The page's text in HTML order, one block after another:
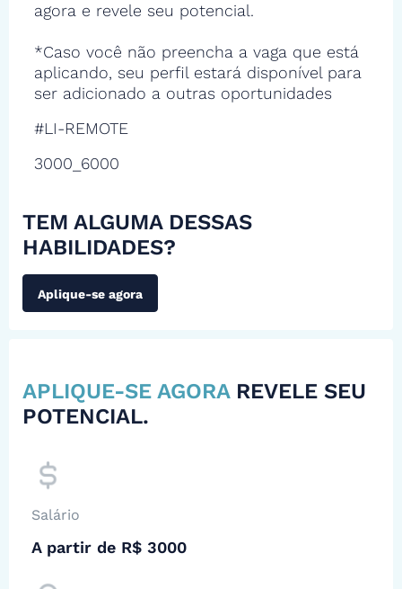
agora e revele seu potencial.
*Caso você não preencha a vaga que está
aplicando, seu perfil estará disponível para
ser adicionado a outras oportunidades
#LI-REMOTE
3000_6000
TEM ALGUMA DESSAS
HABILIDADES?
Aplique-se agora
APLIQUE-SE AGORA REVELE SEU
POTENCIAL.
Salário
A partir de R$ 3000